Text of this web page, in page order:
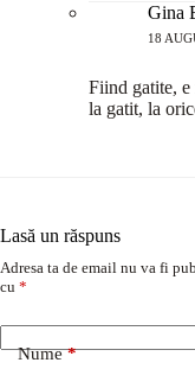
Gina
18
Fiind gatite, e
la gatit, la
Lasă un răspuns
Adresa ta de email nu va fi
cu *
Nume*